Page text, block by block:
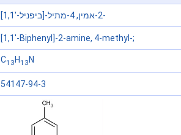
[1,1'-ביפניל]-2-אמין, 4-מתיל-
[1,1'-Biphenyl]-2-amine, 4-methyl-;
C13 H13 N
54147-94-3